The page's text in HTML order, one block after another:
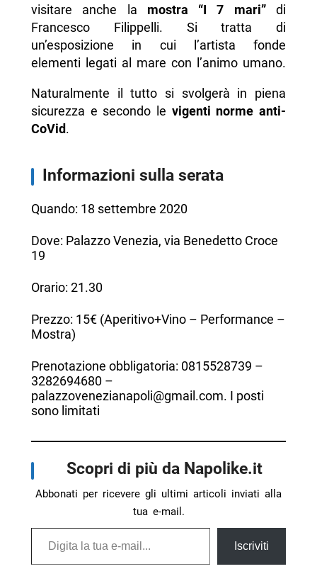
visitare anche la mostra “I 7 mari”di
Francesco Filippelli. Si tratta di
un’esposizione in cui l’artista fonde
elementi legati al mare con l’animo umano.
Naturalmente il tutto si svolgerà in piena
sicurezza e secondo le vigenti norme anti-
CoVid.
Informazioni sulla serata
Quando: 18 settembre 2020
Dove: Palazzo Venezia, via Benedetto Croce
19
Orario: 21.30
Prezzo: 15€ (Aperitivo+Vino – Performance –
Mostra)
Prenotazione obbligatoria: 0815528739 –
3282694680 –
palazzovenezianapoli@gmail.com. I posti
sono limitati
Scopri di più da Napolike.it
Abbonati per ricevere gli ultimi articoli inviati alla
tua e-mail.
Digita la tua e-mail...
Iscriviti